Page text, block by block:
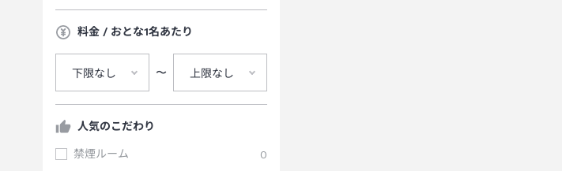
料金 / おとな1名あたり
下限なし 〜 上限なし
人気のこだわり
禁煙ルーム
0